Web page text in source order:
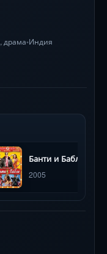
, драма•Индия
Банти и Бабли
2005